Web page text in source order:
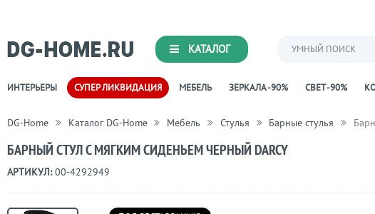
КАТАЛОГ УМНЫЙ ПОИСК
ИНТЕРЬЕРЫ СУПЕР ЛИКВИДАЦИЯ МЕБЕЛЬ ЗЕРКАЛА -90% СВЕТ -90%
DG-Home Каталог DG-Home Мебель Стулья Барные стулья
БАРНЫЙ СТУЛ С МЯГКИМ СИДЕНЬЕМ ЧЕРНЫЙ DARCY
АРТИКУЛ:00-4292949